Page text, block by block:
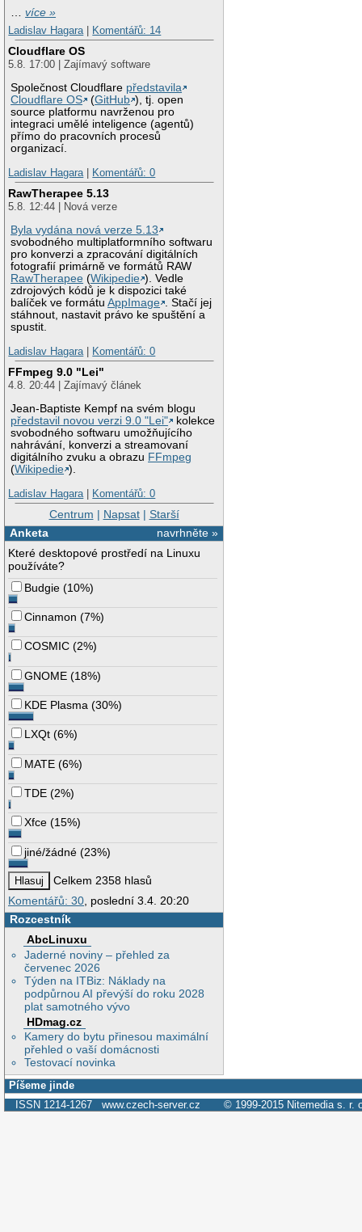
…více »
Ladislav Hagara | Komentářů: 14
Cloudflare OS
5.8. 17:00 | Zajímavý software
Společnost Cloudflare představila
Cloudflare OS
(GitHub ), tj. open
source platformu navrženou pro
integraci umělé inteligence (agentů)
přímo do pracovních procesů
organizací.
Ladislav Hagara | Komentářů: 0
RawTherapee 5.13
5.8. 12:44 | Nová verze
Byla vydána nová verze 5.13
svobodného multiplatformního softwaru
pro konverzi a zpracování digitálních
fotografií primárně ve formátů RAW
RawTherapee (Wikipedie ). Vedle
zdrojových kódů je k dispozici také
balíček ve formátuAppImage
. Stačí jej
stáhnout, nastavit právo ke spuštění a
spustit.
Ladislav Hagara | Komentářů: 0
FFmpeg 9.0 "Lei"
4.8. 20:44 | Zajímavý článek
Jean-Baptiste Kempf na svém blogu
představil novou verzi 9.0 "Lei"
kolekce
svobodného softwaru umožňujícího
nahrávání, konverzi a streamovaní
digitálního zvuku a obrazu FFmpeg
(Wikipedie ).
Ladislav Hagara | Komentářů: 0
Centrum | Napsat| Starší
navrhněte »
Anketa
Které desktopové prostředí na Linuxu
používáte?
Budgie (10%)
Cinnamon (7%)
COSMIC (2%)
GNOME (18%)
KDE Plasma (30%)
LXQt (6%)
MATE (6%)
TDE (2%)
Xfce (15%)
jiné/žádné (23%)
Celkem 2358 hlasů
Komentářů: 30, poslední 3.4. 20:20
Rozcestník
AbcLinuxu
Jaderné noviny – přehled za
červenec 2026
Týden na ITBiz: Náklady na
podpůrnou AI převýší do roku 2028
plat samotného vývo
HDmag.cz
Kamery do bytu přinesou maximální
přehled o vaší domácnosti
Testovací novinka
Píšeme jinde
ISSN 1214-1267 www.czech-server.cz © 1999-2015 Nitemedia s. r.